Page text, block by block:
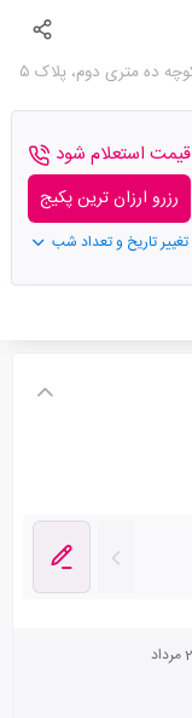
ده متری دوم، پلاک ۵
قیمت استعلام شود
رزرو ارزان ترین پکیج
تغییر تاریخ و تعداد شب